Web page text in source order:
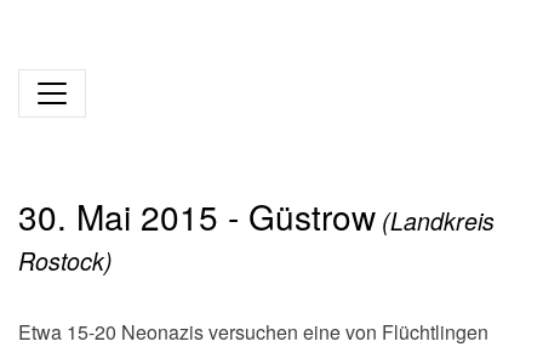
30. Mai 2015 - Güstrow (Landkreis
Rostock)
Etwa 15-20 Neonazis versuchen eine von Flüchtlingen